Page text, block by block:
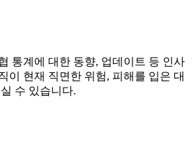
통계에 대한 동향, 업데이트 등 인사
이 현재 직면한 위험, 피해를 입은 대
수 있습니다.